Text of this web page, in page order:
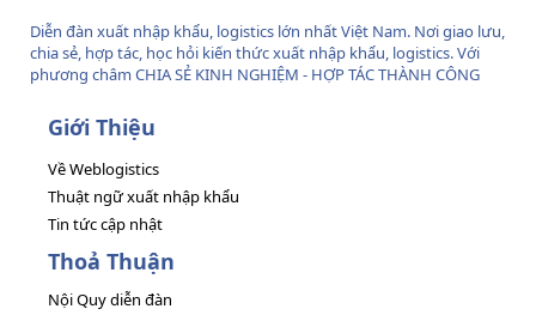
Diễn đàn xuất nhập khẩu, logistics lớn nhất Việt Nam. Nơi giao lưu,
chia sẻ, hợp tác, học hỏi kiến thức xuất nhập khẩu, logistics. Với
phương châm CHIA SẺ KINH NGHIỆM - HỢP TÁC THÀNH CÔNG
Giới Thiệu
Về Weblogistics
Thuật ngữ xuất nhập khẩu
Tin tức cập nhật
Thoả Thuận
Nội Quy diễn đàn